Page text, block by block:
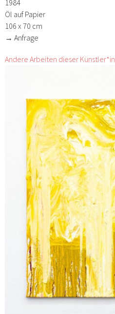
1984
Öl auf Papier
106 x 70 cm
→ Anfrage
Andere Arbeiten dieser Künstler*in